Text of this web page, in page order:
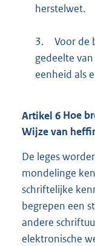
herstelwet.
3.
Voor de
gedeelte
eenheid als
Artikel 6 Hoe
Wijze van
De leges
mondelinge
schriftelijke
begrepen een
andere
elektronische